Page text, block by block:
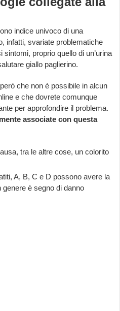
indice univoco di una
infatti, svariate problematiche
proprio quello di un’urina
giallo paglierino.
che non è possibile in alcun
e che dovrete comunque
per approfondire il problema.
associate con questa
tra le altre cose, un colorito
A, B, C e D possono avere la
è segno di danno